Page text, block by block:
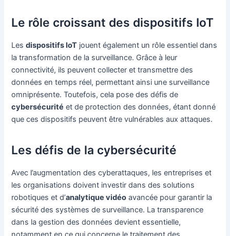
Le rôle croissant des dispositifs IoT
Lesdispositifs IoT jouent également un rôle essentiel dans
la transformation de la surveillance. Grâce à leur
connectivité, ils peuvent collecter et transmettre des
données en temps réel, permettant ainsi une surveillance
omniprésente. Toutefois, cela pose des défis de
cybersécurité et de protection des données, étant donné
que ces dispositifs peuvent être vulnérables aux attaques.
Les défis de la cybersécurité
Avec l’augmentation des cyberattaques, les entreprises et
les organisations doivent investir dans des solutions
robotiques et d’analytique vidéo avancée pour garantir la
sécurité des systèmes de surveillance. La transparence
dans la gestion des données devient essentielle,